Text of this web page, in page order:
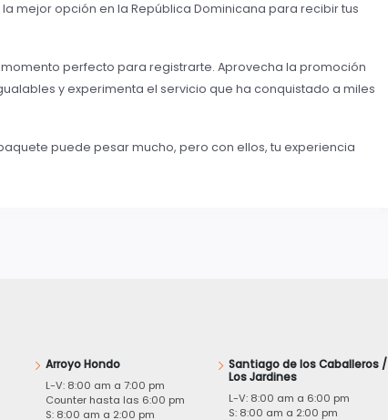
mejor opción en la República Dominicana para recibir tus
perfecto para registrarte. Aprovecha la promoción
y experimenta el servicio que ha conquistado a miles
puede pesar mucho, pero con ellos, tu experiencia
Arroyo Hondo
L-V: 8:00 am a 7:00 pm
Counter hasta las 6:00 pm
S: 8:00 am a 2:00 pm
Santiago de los Caballeros /
Los Jardines
L-V: 8:00 am a 6:00 pm
S: 8:00 am a 2:00 pm